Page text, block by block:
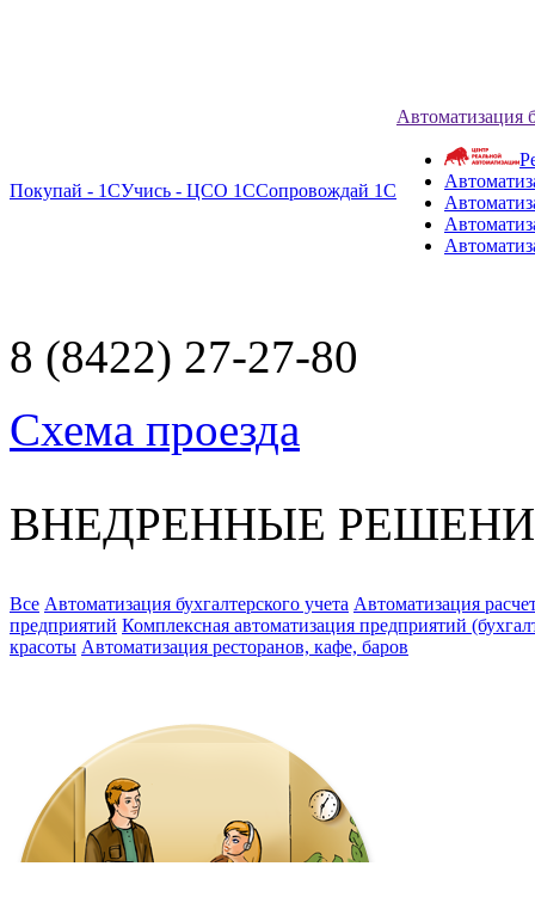
Покупай - 1СУчись - ЦСО 1ССопровождай 1С
Автоматизация
8 (8422) 27-27-80
Схема проезда
ВНЕДРЕННЫЕ
Все Автоматизация бухгалтерского учета Автоматизация
предприятий Комплексная автоматизация предприятий
красоты Автоматизация ресторанов, кафе, баров